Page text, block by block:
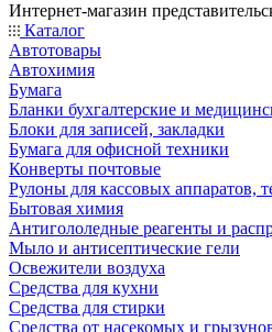
Интернет-магазин
Каталог
Автотовары
Автохимия
Бумага
Бланки бухгалтерские и
Блоки для записей, закладки
Бумага для офисной техники
Конверты почтовые
Рулоны для кассовых аппаратов,
Бытовая химия
Антигололедные реагенты и
Мыло и антисептические гели
Освежители воздуха
Средства для кухни
Средства для стирки
Средства от насекомых и